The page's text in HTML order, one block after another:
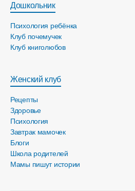
Дошкольник
Психология ребёнка
Клуб почемучек
Клуб книголюбов
Женский клуб
Рецепты
Здоровье
Психология
Завтрак мамочек
Блоги
Школа родителей
Мамы пишут истории